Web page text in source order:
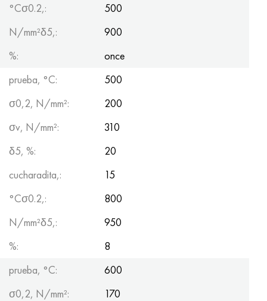
°Сσ0.2,:
500
N/mm²δ5,:
900
%:
once
prueba, °С:
500
σ0,2, N/mm²:
200
σv, N/mm²:
310
δ5, %:
20
cucharadita,:
15
°Сσ0.2,:
800
N/mm²δ5,:
950
%:
8
prueba, °С:
600
σ0,2, N/mm²:
170